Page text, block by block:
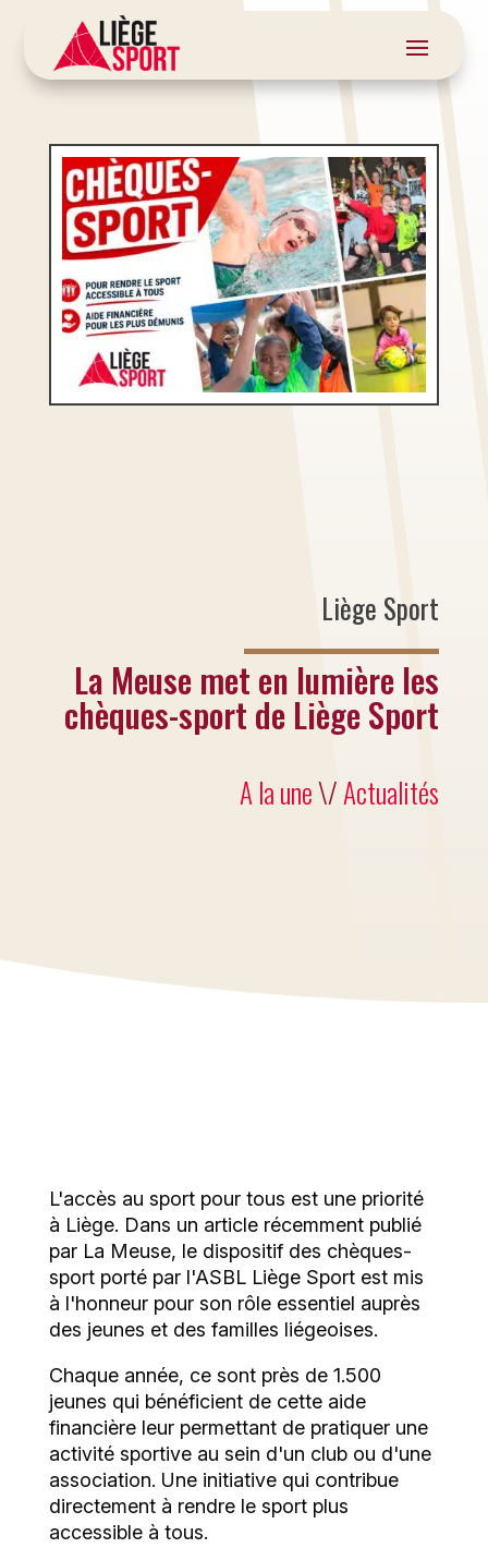
Liège Sport
La Meuse met en lumière les
chèques-sport de Liège Sport
A la une\/Actualités
pratiquer une activité sportive. Retour sur
L'accès au sport pour tous est une priorité
à Liège. Dans un article récemment publié
par La Meuse, le dispositif des chèques-
sport porté par l'ASBL Liège Sport est mis
à l'honneur pour son rôle essentiel auprès
des jeunes et des familles liégeoises.
Chaque année, ce sont près de 1.500
jeunes qui bénéficient de cette aide
financière leur permettant de pratiquer une
activité sportive au sein d'un club ou d'une
association. Une initiative qui contribue
directement à rendre le sport plus
accessible à tous.